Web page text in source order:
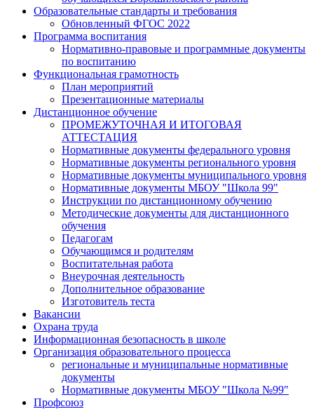
Образовательные стандарты и требования
Обновленный ФГОС 2022
Программа воспитания
Нормативно-правовые и программные документы
по воспитанию
Функциональная грамотность
План мероприятий
Презентационные материалы
Дистанционное обучение
ПРОМЕЖУТОЧНАЯ И ИТОГОВАЯ
АТТЕСТАЦИЯ
Нормативные документы федерального уровня
Нормативные документы регионального уровня
Нормативные документы муниципального уровня
Нормативные документы МБОУ "Школа 99"
Инструкции по дистанционному обучению
Методические документы для дистанционного
обучения
Педагогам
Обучающимся и родителям
Воспитательная работа
Внеурочная деятельность
Дополнительное образование
Изготовитель теста
Вакансии
Охрана труда
Информационная безопасность в школе
Организация образовательного процесса
региональные и муниципальные нормативные
документы
Нормативные документы МБОУ "Школа №99"
Профсоюз